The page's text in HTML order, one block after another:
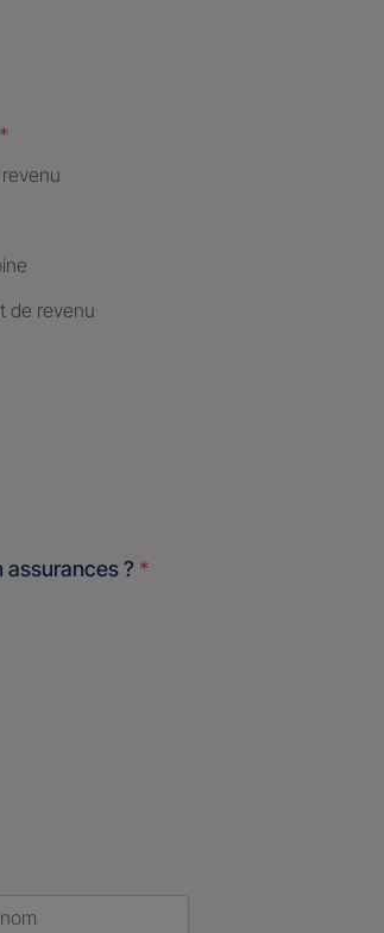
*
de revenu
assurances ? *